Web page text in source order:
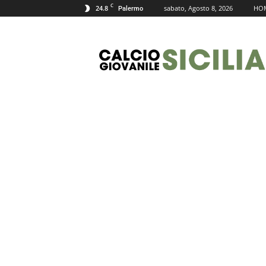
24.8 C Palermo sabato, Agosto 8, 2026
Giovanile
Sicilia